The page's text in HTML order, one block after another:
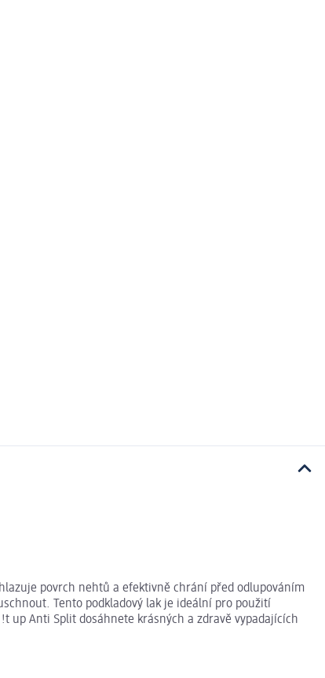
povrch nehtů a efektivně chrání před odlupováním
Tento podkladový lak je ideální pro použití
up Anti Split dosáhnete krásných a zdravě vypadajících